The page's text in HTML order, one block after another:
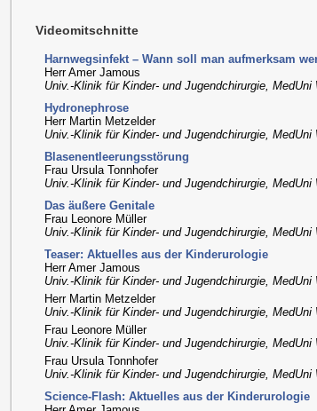
Videomitschnitte
Harnwegsinfekt – Wann soll man aufmerksam
Herr Amer Jamous
Univ.-Klinik für Kinder- und Jugendchirurgie, MedUni
Hydronephrose
Herr Martin Metzelder
Univ.-Klinik für Kinder- und Jugendchirurgie, MedUni
Blasenentleerungsstörung
Frau Ursula Tonnhofer
Univ.-Klinik für Kinder- und Jugendchirurgie, MedUni
Das äußere Genitale
Frau Leonore Müller
Univ.-Klinik für Kinder- und Jugendchirurgie, MedUni
Teaser: Aktuelles aus der Kinderurologie
Herr Amer Jamous
Univ.-Klinik für Kinder- und Jugendchirurgie, MedUni
Herr Martin Metzelder
Univ.-Klinik für Kinder- und Jugendchirurgie, MedUni
Frau Leonore Müller
Univ.-Klinik für Kinder- und Jugendchirurgie, MedUni
Frau Ursula Tonnhofer
Univ.-Klinik für Kinder- und Jugendchirurgie, MedUni
Science-Flash: Aktuelles aus der Kinderurologie